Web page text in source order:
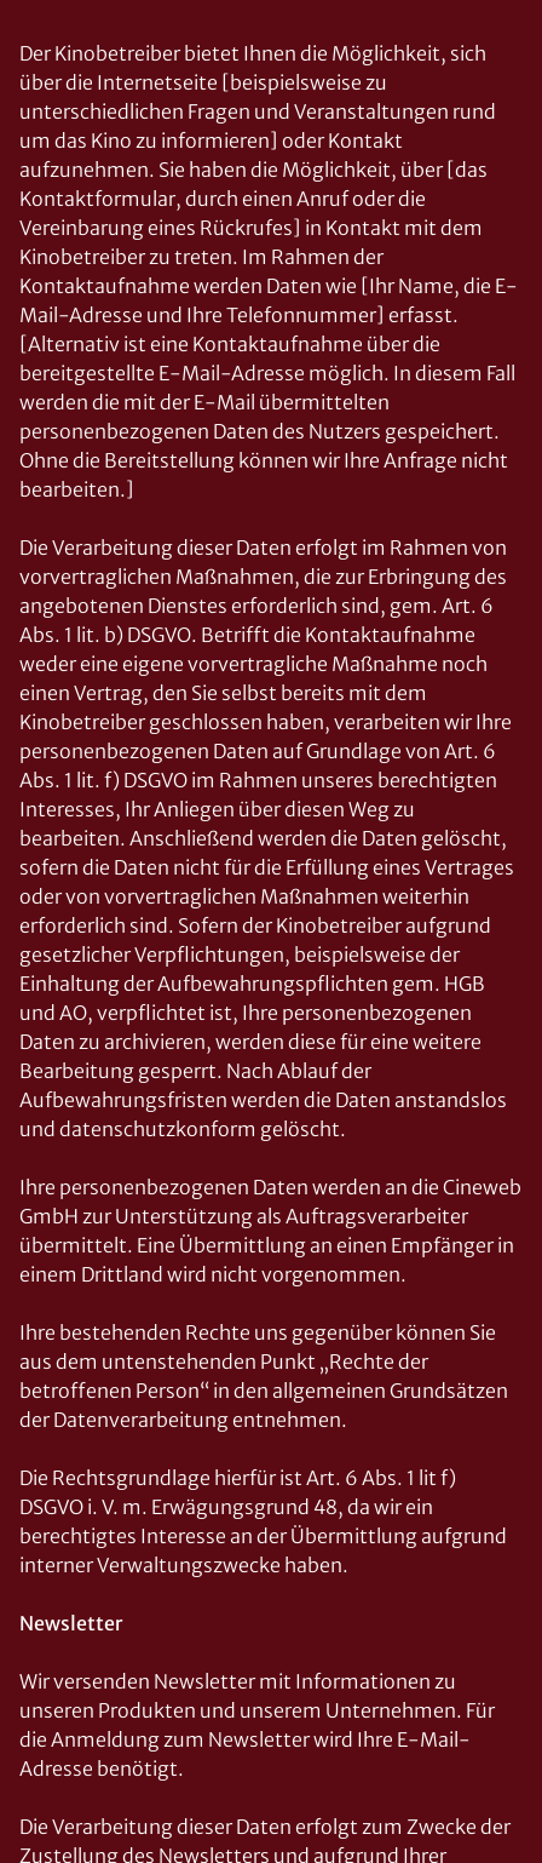
Der Kinobetreiber bietet Ihnen die Möglichkeit, sich
über die Internetseite [beispielsweise zu
unterschiedlichen Fragen und Veranstaltungen rund
um das Kino zu informieren] oder Kontakt
aufzunehmen. Sie haben die Möglichkeit, über [das
Kontaktformular, durch einen Anruf oder die
Vereinbarung eines Rückrufes] in Kontakt mit dem
Kinobetreiber zu treten. Im Rahmen der
Kontaktaufnahme werden Daten wie [Ihr Name, die E-
Mail-Adresse und Ihre Telefonnummer] erfasst.
[Alternativ ist eine Kontaktaufnahme über die
bereitgestellte E-Mail-Adresse möglich. In diesem Fall
werden die mit der E-Mail übermittelten
personenbezogenen Daten des Nutzers gespeichert.
Ohne die Bereitstellung können wir Ihre Anfrage nicht
bearbeiten.]
Die Verarbeitung dieser Daten erfolgt im Rahmen von
vorvertraglichen Maßnahmen, die zur Erbringung des
angebotenen Dienstes erforderlich sind, gem. Art. 6
Abs. 1 lit. b) DSGVO. Betrifft die Kontaktaufnahme
weder eine eigene vorvertragliche Maßnahme noch
einen Vertrag, den Sie selbst bereits mit dem
Kinobetreiber geschlossen haben, verarbeiten wir Ihre
personenbezogenen Daten auf Grundlage von Art. 6
Abs. 1 lit. f) DSGVO im Rahmen unseres berechtigten
Interesses, Ihr Anliegen über diesen Weg zu
bearbeiten. Anschließend werden die Daten gelöscht,
sofern die Daten nicht für die Erfüllung eines Vertrages
oder von vorvertraglichen Maßnahmen weiterhin
erforderlich sind. Sofern der Kinobetreiber aufgrund
gesetzlicher Verpflichtungen, beispielsweise der
Einhaltung der Aufbewahrungspflichten gem. HGB
und AO, verpflichtet ist, Ihre personenbezogenen
Daten zu archivieren, werden diese für eine weitere
Bearbeitung gesperrt. Nach Ablauf der
Aufbewahrungsfristen werden die Daten anstandslos
und datenschutzkonform gelöscht.
Ihre personenbezogenen Daten werden an die Cineweb
GmbH zur Unterstützung als Auftragsverarbeiter
übermittelt. Eine Übermittlung an einen Empfänger in
einem Drittland wird nicht vorgenommen.
Ihre bestehenden Rechte uns gegenüber können Sie
aus dem untenstehenden Punkt „Rechte der
betroffenen Person“ in den allgemeinen Grundsätzen
der Datenverarbeitung entnehmen.
Die Rechtsgrundlage hierfür ist Art. 6 Abs. 1 lit f)
DSGVO i. V. m. Erwägungsgrund 48, da wir ein
berechtigtes Interesse an der Übermittlung aufgrund
interner Verwaltungszwecke haben.
Newsletter
Wir versenden Newsletter mit Informationen zu
unseren Produkten und unserem Unternehmen. Für
die Anmeldung zum Newsletter wird Ihre E-Mail-
Adresse benötigt.
Die Verarbeitung dieser Daten erfolgt zum Zwecke der
Zustellung des Newsletters und aufgrund Ihrer